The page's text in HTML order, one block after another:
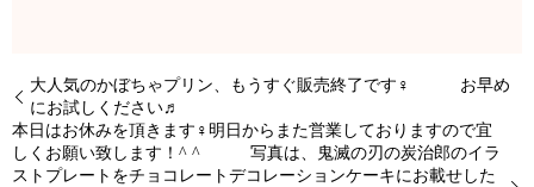
大人気のかぼちゃプリン、もうすぐ販売終了です‍♀️ お早め
にお試しください♬
本日はお休みを頂きます‍♀️明日からまた営業しておりますので宜
しくお願い致します！^ ^ 写真は、鬼滅の刃の炭治郎のイラ
ストプレートをチョコレートデコレーションケーキにお載せした